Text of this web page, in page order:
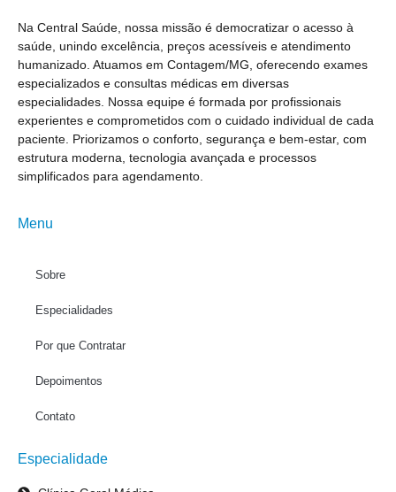
Na Central Saúde, nossa missão é democratizar o acesso à
saúde, unindo excelência, preços acessíveis e atendimento
humanizado. Atuamos em Contagem/MG, oferecendo exames
especializados e consultas médicas em diversas
especialidades. Nossa equipe é formada por profissionais
experientes e comprometidos com o cuidado individual de cada
paciente. Priorizamos o conforto, segurança e bem-estar, com
estrutura moderna, tecnologia avançada e processos
simplificados para agendamento.
Menu
Sobre
Especialidades
Por que Contratar
Depoimentos
Contato
Especialidade